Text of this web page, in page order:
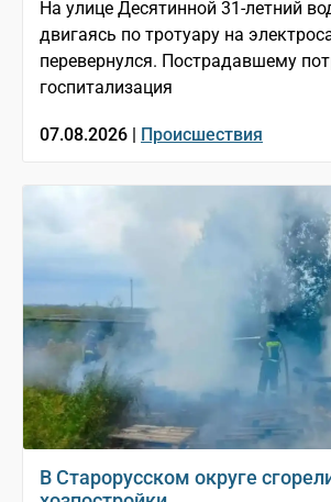
На улице Десятинной 31-летний
двигаясь по тротуару на
перевернулся. Пострадавшему
госпитализация
07.08.2026 | Происшествия
В Старорусском округе